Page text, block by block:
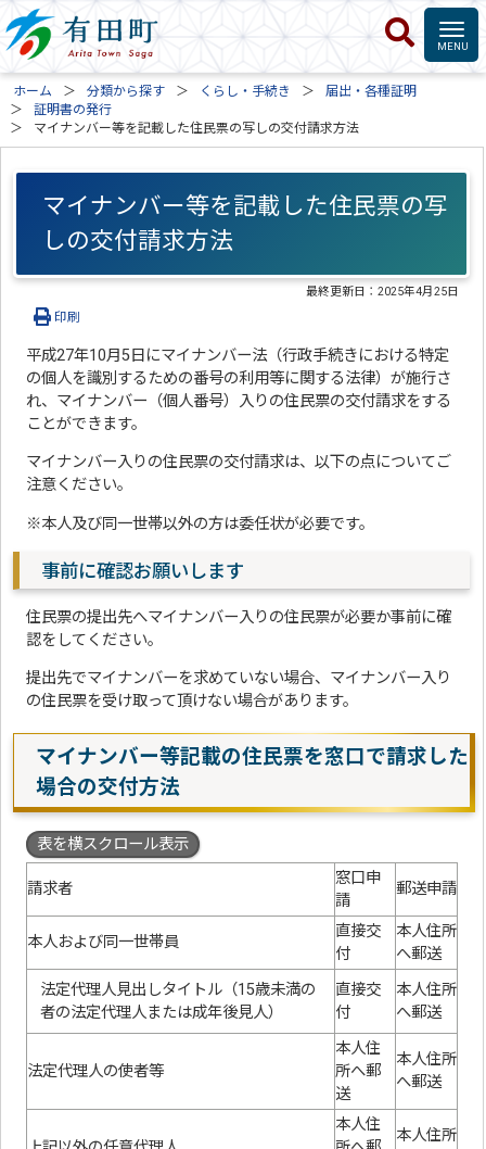
ホーム 分類から探す くらし・手続き
届出・各種証明
証明書の発行
マイナンバー等を記載した住民票の写しの交付請求方法
マイナンバー等を記載した住民票の写
しの交付請求方法
最終更新日：2025年4月25日
印刷
平成27年10月5日にマイナンバー法（行政手続きにおける特定
の個人を識別するための番号の利用等に関する法律）が施行さ
れ、マイナンバー（個人番号）入りの住民票の交付請求をする
ことができます。
マイナンバー入りの住民票の交付請求は、以下の点についてご
注意ください。
※本人及び同一世帯以外の方は委任状が必要です。
事前に確認お願いします
住民票の提出先へマイナンバー入りの住民票が必要か事前に確
認をしてください。
提出先でマイナンバーを求めていない場合、マイナンバー入り
の住民票を受け取って頂けない場合があります。
マイナンバー等記載の住民票を窓口で請求した
場合の交付方法
表を横スクロール表示
請求者
窓口申
請
郵送申請
本人および同一世帯員
直接交
付
本人住所
へ郵送
法定代理人見出しタイトル（15歳未満の
者の法定代理人または成年後見人）
直接交
付
本人住所
へ郵送
法定代理人の使者等
本人住
所へ郵
送
本人住所
へ郵送
本人住
本人住所